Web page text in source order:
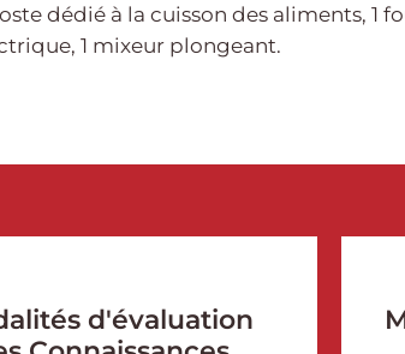
dédié à la cuisson des aliments, 1
1 mixeur plongeant.
d'évaluation